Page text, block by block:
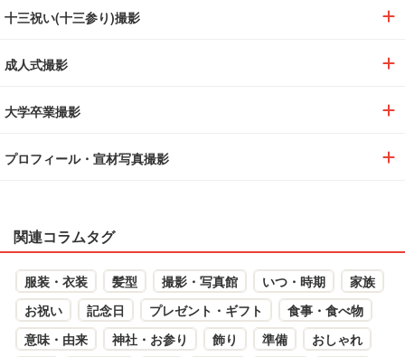
十三祝い(十三参り)撮影
成人式撮影
大学卒業撮影
プロフィール・宣材写真撮影
関連コラムタグ
服装・衣装 髪型 撮影・写真館 いつ・時期
家族
お祝い
記念日 プレゼント・ギフト
食事・食べ物
意味・由来
神社・お参り 飾り 準備
おしゃれ